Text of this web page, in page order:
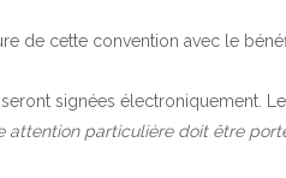
de cette convention avec le
signées électroniquement.
attention particulière doit être